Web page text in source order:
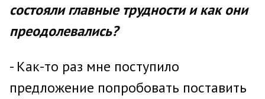
состояли главные трудности и как они
преодолевались?
- Как-то раз мне поступило
предложение попробовать поставить